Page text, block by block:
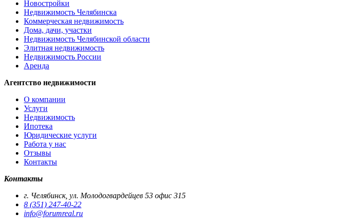
Новостройки
Недвижимость Челябинска
Коммерческая недвижимость
Дома, дачи, участки
Недвижимость Челябинской области
Элитная недвижимость
Недвижимость России
Аренда
Агентство недвижимости
О компании
Услуги
Недвижимость
Ипотека
Юридические услуги
Работа у нас
Отзывы
Контакты
Контакты
г. Челябинск, ул. Молодогвардейцев 53 офис 315
8 (351) 247-40-22
info@forumreal.ru